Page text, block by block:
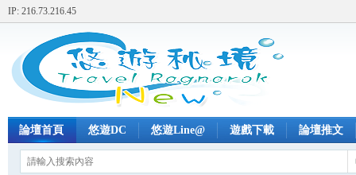
IP: 216.73.216.45
論壇首頁 悠遊DC 悠遊Line@ 遊戲下載 論壇推文